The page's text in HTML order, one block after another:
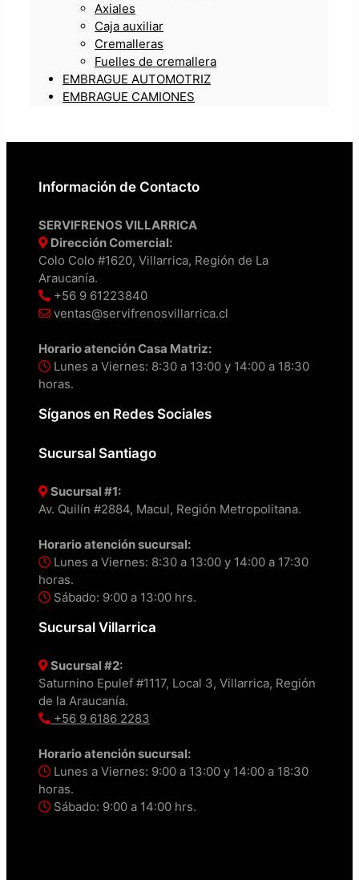
Axiales
Caja auxiliar
Cremalleras
Fuelles de cremallera
EMBRAGUE AUTOMOTRIZ
EMBRAGUE CAMIONES
Información de Contacto
SERVIFRENOS VILLARRICA
Dirección Comercial:
Colo Colo #1620, Villarrica, Región de La
Araucanía.
+56 9 61223840
ventas@servifrenosvillarrica.cl
Horario atención Casa Matriz:
Lunes a Viernes: 8:30 a 13:00 y 14:00 a 18:30
horas.
Síganos en Redes Sociales
Sucursal Santiago
Sucursal #1:
Av. Quilín #2884, Macul, Región Metropolitana.
Horario atención sucursal:
Lunes a Viernes: 8:30 a 13:00 y 14:00 a 17:30
horas.
Sábado: 9:00 a 13:00 hrs.
Sucursal Villarrica
Sucursal #2:
Saturnino Epulef #1117, Local 3, Villarrica, Región
de la Araucanía.
+56 9 6186 2283
Horario atención sucursal:
Lunes a Viernes: 9:00 a 13:00 y 14:00 a 18:30
horas.
Sábado: 9:00 a 14:00 hrs.